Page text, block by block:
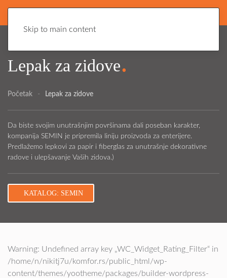
Skip to main content
Lepak za zidove.
Početak Lepak za zidove
Da biste svojim unutrašnjim površinama dali poseban karakter,
kompanija SEMIN je pripremila liniju proizvoda za enterijere.
Predlažemo lepkovi za papir i fiberglas za unutrašnje dekorativne
radove i ulepšavanje Vaših zidova.)
KATALOG: SEMIN
Warning: Undefined array key „WC_Widget_Rating_Filter“ in
/home/n/nikitj7u/komfor.rs/public_html/wp-
content/themes/yootheme/packages/builder-wordpress-